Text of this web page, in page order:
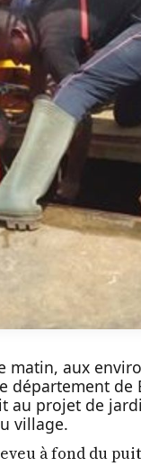
matin, aux
département de
au projet de
village.
à fond du